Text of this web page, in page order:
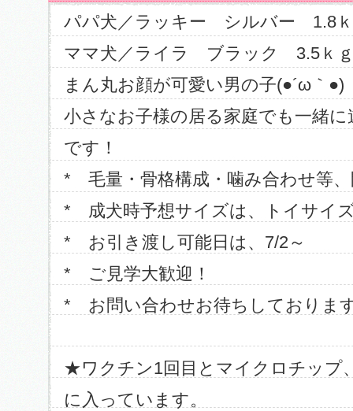
パパ犬／ラッキー シルバー 1.8
ママ犬／ライラ ブラック 3.5ｋ
まん丸お顔が可愛い男の子(●´ω｀●)
小さなお子様の居る家庭でも一緒
です！
* 毛量・骨格構成・噛み合わせ等
* 成犬時予想サイズは、トイサイ
* お引き渡し可能日は、7/2～
* ご見学大歓迎！
* お問い合わせお待ちしておりま
★ワクチン1回目とマイクロチップ
に入っています。